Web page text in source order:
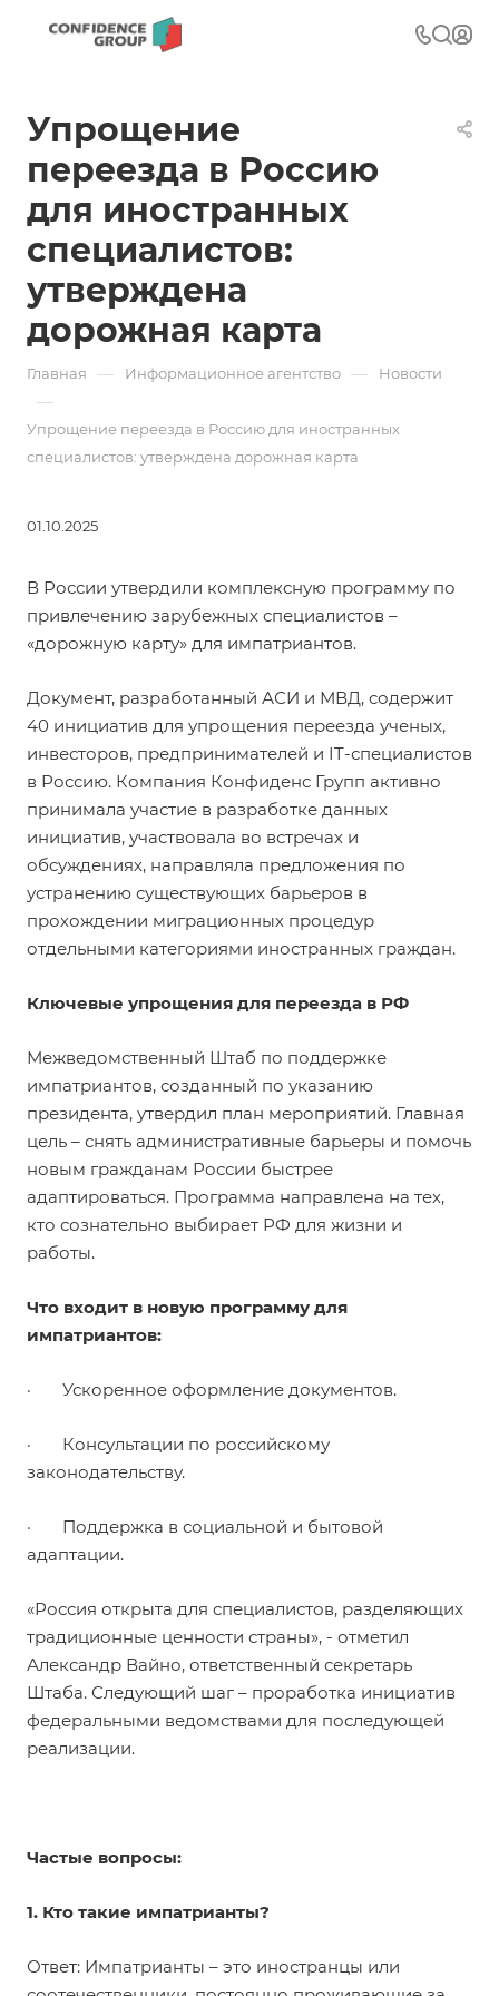
Упрощение
переезда в Россию
для иностранных
специалистов:
утверждена
дорожная карта
Главная — Информационное агентство — Новости
—
Упрощение переезда в Россию для иностранных
специалистов: утверждена дорожная карта
01.10.2025
В России утвердили комплексную программу по
привлечению зарубежных специалистов –
«дорожную карту» для импатриантов.
Документ, разработанный АСИ и МВД, содержит
40 инициатив для упрощения переезда ученых,
инвесторов, предпринимателей и IT-специалистов
в Россию. Компания Конфиденс Групп активно
принимала участие в разработке данных
инициатив, участвовала во встречах и
обсуждениях, направляла предложения по
устранению существующих барьеров в
прохождении миграционных процедур
отдельными категориями иностранных граждан.
Ключевые упрощения для переезда в РФ
Межведомственный Штаб по поддержке
импатриантов, созданный по указанию
президента, утвердил план мероприятий. Главная
цель – снять административные барьеры и помочь
новым гражданам России быстрее
адаптироваться. Программа направлена на тех,
кто сознательно выбирает РФ для жизни и
работы.
Что входит в новую программу для
импатриантов:
· Ускоренное оформление документов.
· Консультации по российскому
законодательству.
· Поддержка в социальной и бытовой
адаптации.
«Россия открыта для специалистов, разделяющих
традиционные ценности страны», - отметил
Александр Вайно, ответственный секретарь
Штаба. Следующий шаг – проработка инициатив
федеральными ведомствами для последующей
реализации.
Частые вопросы:
1. Кто такие импатрианты?
Ответ: Импатрианты – это иностранцы или